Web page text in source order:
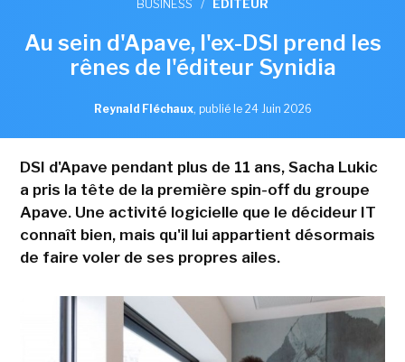
BUSINESS / EDITEUR
Au sein d'Apave, l'ex-DSI prend les
rênes de l'éditeur Synidia
Reynald Fléchaux, publié le 24 Juin 2026
DSI d'Apave pendant plus de 11 ans, Sacha Lukic
a pris la tête de la première spin-off du groupe
Apave. Une activité logicielle que le décideur IT
connaît bien, mais qu'il lui appartient désormais
de faire voler de ses propres ailes.